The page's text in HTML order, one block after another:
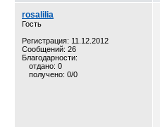
rosalilia
Гость
Регистрация: 11.12.2012
Сообщений: 26
Благодарности:
отдано: 0
получено: 0/0